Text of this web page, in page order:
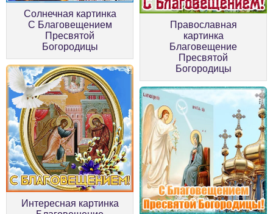
Солнечная картинка
С Благовещением
Пресвятой
Богородицы
Православная
картинка
Благовещение
Пресвятой
Богородицы
Интересная картинка